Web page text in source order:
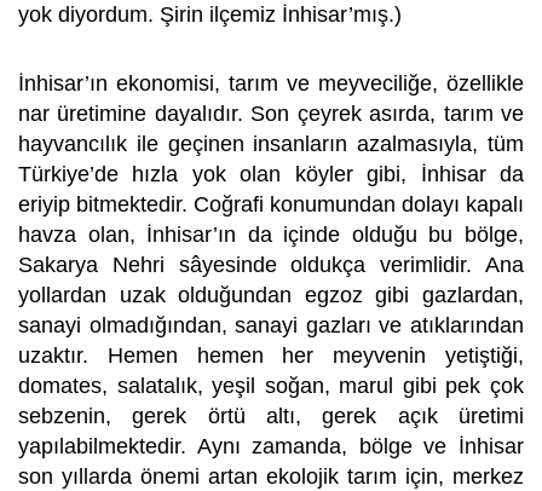
yok diyordum. Şirin ilçemiz İnhisar’mış.)
İnhisar’ın ekonomisi, tarım ve meyveciliğe, özellikle
nar üretimine dayalıdır. Son çeyrek asırda, tarım ve
hayvancılık ile geçinen insanların azalmasıyla, tüm
Türkiye’de hızla yok olan köyler gibi, İnhisar da
eriyip bitmektedir. Coğrafi konumundan dolayı kapalı
havza olan, İnhisar’ın da içinde olduğu bu bölge,
Sakarya Nehri sâyesinde oldukça verimlidir. Ana
yollardan uzak olduğundan egzoz gibi gazlardan,
sanayi olmadığından, sanayi gazları ve atıklarından
uzaktır. Hemen hemen her meyvenin yetiştiği,
domates, salatalık, yeşil soğan, marul gibi pek çok
sebzenin, gerek örtü altı, gerek açık üretimi
yapılabilmektedir. Aynı zamanda, bölge ve İnhisar
son yıllarda önemi artan ekolojik tarım için, merkez